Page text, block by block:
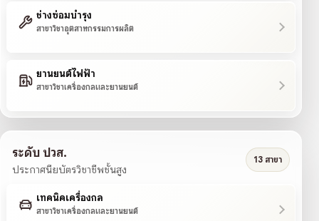
ช่างซ่อมบำรุง
สาขาวิชาอุตสาหกรรมการผลิต
ยานยนต์ไฟฟ้า
สาขาวิชาเครื่องกลและยานยนต์
ระดับ ปวส.
ประกาศนียบัตรวิชาชีพชั้นสูง
13 สาขา
เทคนิคเครื่องกล
สาขาวิชาเครื่องกลและยานยนต์